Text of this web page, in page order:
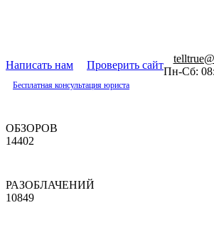
Написать нам Проверить сайт
Пн-Сб:
Бесплатная консультация юриста
ОБЗОРОВ
14402
РАЗОБЛАЧЕНИЙ
10849